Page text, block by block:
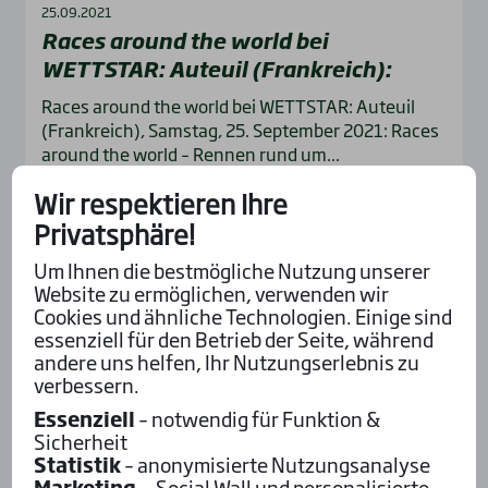
25.09.2021
Races around the world bei
WETTSTAR: Auteuil (Frank­reich):
Races around the world bei WETTSTAR: Auteuil
(Frankreich), Samstag, 25. September 2021: Races
around the world – Rennen rund um...
Mehr...
Frankreich
01.01.2020
Wir respektieren Ihre
Privatsphäre!
Um Ihnen die bestmögliche Nutzung unserer
Website zu ermöglichen, verwenden wir
Cookies und ähnliche Technologien. Einige sind
essenziell für den Betrieb der Seite, während
andere uns helfen, Ihr Nutzungserlebnis zu
verbessern.
Essenziell– notwendig für Funktion &
Sicherheit
Statistik– anonymisierte Nutzungsanalyse